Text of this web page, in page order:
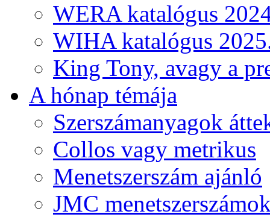
WERA katalógus
WIHA katalógus
King Tony, avagy a
A hónap témája
Szerszámanyagok
Collos vagy metrikus
Menetszerszám ajánló
JMC